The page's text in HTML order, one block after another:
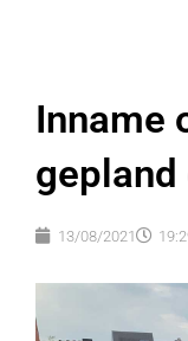
Inname
gepland
13/08/2021